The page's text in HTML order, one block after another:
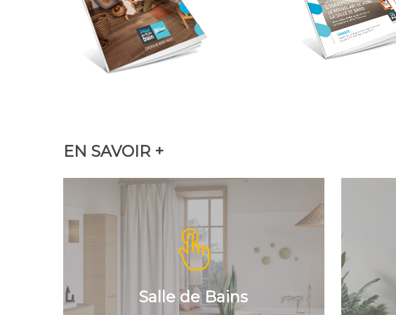
EN SAVOIR +
Salle de Bains
Collection Jacob Delafon
Collection DOMAO